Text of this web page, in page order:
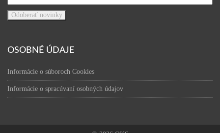
OSOBNÉ ÚDAJE
Informácie o súboroch Cookies
Informácie o spracúvaní osobných údajov